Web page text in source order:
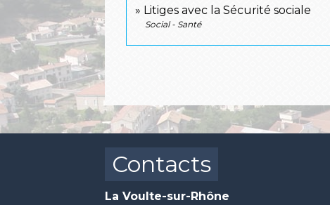
Litiges avec la Sécurité sociale
Social - Santé
Contacts
La Voulte-sur-Rhône